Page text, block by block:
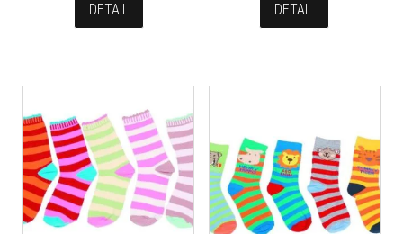
DETAIL DETAIL